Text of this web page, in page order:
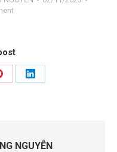
NGUYỄN